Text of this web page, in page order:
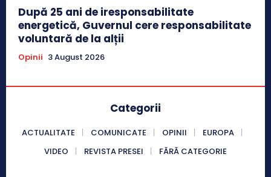
După 25 ani de iresponsabilitate
energetică, Guvernul cere responsabilitate
voluntară de la alții
Opinii 3 August 2026
Categorii
ACTUALITATE COMUNICATE OPINII
EUROPA
VIDEO
REVISTA PRESEI FĂRĂ CATEGORIE